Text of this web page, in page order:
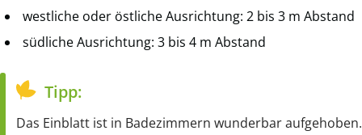
westliche oder östliche Ausrichtung: 2 bis 3 m Abstand
südliche Ausrichtung: 3 bis 4 m Abstand
Tipp:
Das Einblatt ist in Badezimmern wunderbar aufgehoben.